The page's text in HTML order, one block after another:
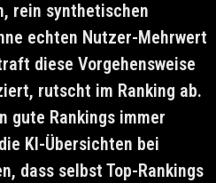
rein synthetischen
echten Nutzer-Mehrwert
diese Vorgehensweise
rutscht im Ranking ab.
gute Rankings immer
KI-Übersichten bei
dass selbst Top-Rankings